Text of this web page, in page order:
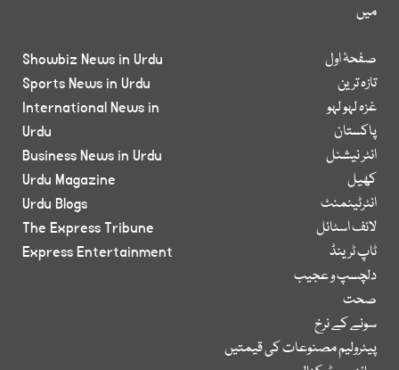
میں
صفحۂ اول
تازہ ترین
غزہ لہو لہو
پاکستان
انٹر نیشنل
کھیل
انٹرٹینمنٹ
لائف اسٹائل
ٹاپ ٹرینڈ
دلچسپ و عجیب
صحت
سونے کے نرخ
پیٹرولیم مصنوعات کی قیمتیں
Showbiz News in Urdu
Sports News in Urdu
International News in
Urdu
Business News in Urdu
Urdu Magazine
Urdu Blogs
The Express Tribune
Express Entertainment